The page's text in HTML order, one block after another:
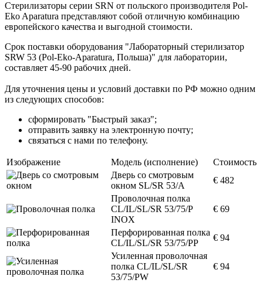
Стерилизаторы серии SRN от польского производителя Pol-
Eko Aparatura представляют собой отличную комбинацию
европейского качества и выгодной стоимости.
Срок поставки оборудования "Лабораторный стерилизатор
SRW 53 (Pol-Eko-Aparatura, Польша)" для лаборатории,
составляет 45-90 рабочих дней.
Для уточнения цены и условий доставки по РФ можно одним
из следующих способов:
сформировать "Быстрый заказ";
отправить заявку на электронную почту;
связаться с нами по телефону.
Изображение Модель (исполнение)
Стоимость
Дверь со смотровым
окном SL/SR 53/A
€ 482
Проволочная полка
CL/IL/SL/SR 53/75/P
INOX
€ 69
Перфорированная полка
CL/IL/SL/SR 53/75/PP
€ 94
Усиленная проволочная
полка CL/IL/SL/SR
53/75/PW
€ 94